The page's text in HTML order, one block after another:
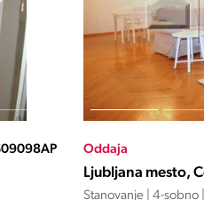
Oddaja
Ljubljana mesto,
Stanovanje | 4-sobno